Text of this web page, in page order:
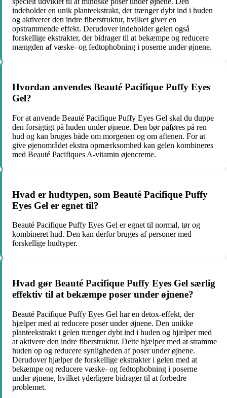
indeholder en unik planteekstrakt, der trænger dybt ind i huden
og aktiverer den indre fiberstruktur, hvilket giver en
opstrammende effekt. Derudover indeholder gelen også
forskellige ekstrakter, der bidrager til at bekæmpe og reducere
mængden af væske- og fedtophobning i poserne under øjnene.
Hvordan anvendes Beauté Pacifique Puffy Eyes
Gel?
For at anvende Beauté Pacifique Puffy Eyes Gel skal du duppe
den forsigtigt på huden under øjnene. Den bør påføres på ren
hud og kan bruges både om morgenen og om aftenen. For at
give øjenområdet ekstra opmærksomhed kan gelen kombineres
med Beauté Pacifiques A-vitamin øjencreme.
Hvad er hudtypen, som Beauté Pacifique Puffy
Eyes Gel er egnet til?
Beauté Pacifique Puffy Eyes Gel er egnet til normal, tør og
kombineret hud. Den kan derfor bruges af personer med
forskellige hudtyper.
Hvad gør Beauté Pacifique Puffy Eyes Gel særlig
effektiv til at bekæmpe poser under øjnene?
Beauté Pacifique Puffy Eyes Gel har en detox-effekt, der
hjælper med at reducere poser under øjnene. Den unikke
planteekstrakt i gelen trænger dybt ind i huden og hjælper med
at aktivere den indre fiberstruktur. Dette hjælper med at stramme
huden op og reducere synligheden af poser under øjnene.
Derudover hjælper de forskellige ekstrakter i gelen med at
bekæmpe og reducere væske- og fedtophobning i poserne
under øjnene, hvilket yderligere bidrager til at forbedre
problemet.